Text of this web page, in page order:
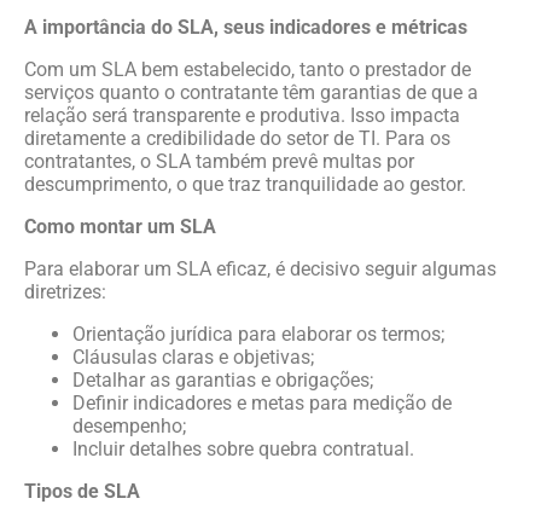
A importância do SLA, seus indicadores e métricas
Com um SLA bem estabelecido, tanto o prestador de
serviços quanto o contratante têm garantias de que a
relação será transparente e produtiva. Isso impacta
diretamente a credibilidade do setor de TI. Para os
contratantes, o SLA também prevê multas por
descumprimento, o que traz tranquilidade ao gestor.
Como montar um SLA
Para elaborar um SLA eficaz, é decisivo seguir algumas
diretrizes:
Orientação jurídica para elaborar os termos;
Cláusulas claras e objetivas;
Detalhar as garantias e obrigações;
Definir indicadores e metas para medição de
desempenho;
Incluir detalhes sobre quebra contratual.
Tipos de SLA